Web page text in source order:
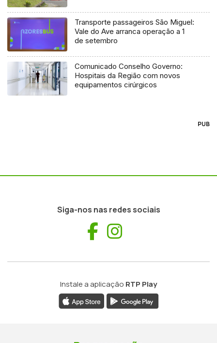
Transporte passageiros São Miguel:
Vale do Ave arranca operação a 1
de setembro
Comunicado Conselho Governo:
Hospitais da Região com novos
equipamentos cirúrgicos
PUB
Siga-nos nas redes sociais
Facebook
Instale a aplicação RTP Play